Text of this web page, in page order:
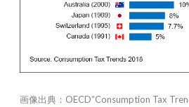
画像出典：OECD“Consumption Tax